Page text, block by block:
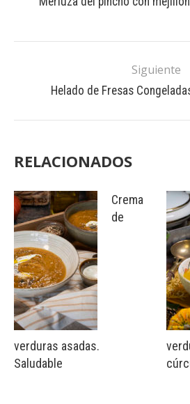
Siguiente
Helado de Fresas
RELACIONADOS
Crema
de
verduras asadas.
Saludable